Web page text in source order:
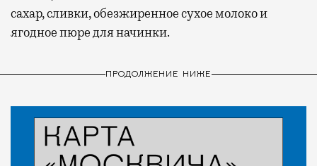
сахар, сливки, обезжиренное сухое молоко и
ягодное пюре для начинки.
ПРОДОЛЖЕНИЕ НИЖЕ